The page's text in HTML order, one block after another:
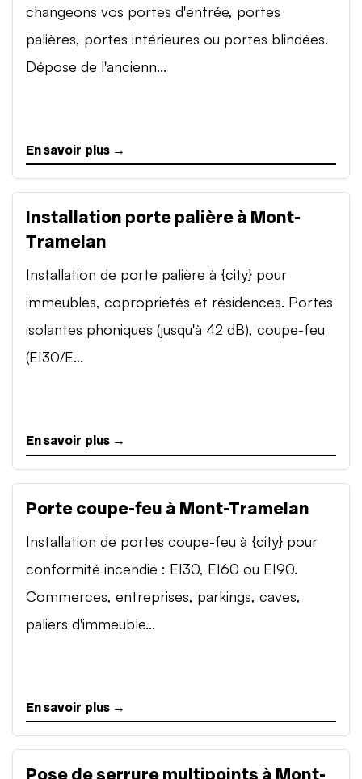
changeons vos portes d'entrée, portes
palières, portes intérieures ou portes blindées.
Dépose de l'ancienn...
En savoir plus →
Installation porte palière à Mont-
Tramelan
Installation de porte palière à {city} pour
immeubles, copropriétés et résidences. Portes
isolantes phoniques (jusqu'à 42 dB), coupe-feu
(EI30/E...
En savoir plus →
Porte coupe-feu à Mont-Tramelan
Installation de portes coupe-feu à {city} pour
conformité incendie : EI30, EI60 ou EI90.
Commerces, entreprises, parkings, caves,
paliers d'immeuble...
En savoir plus →